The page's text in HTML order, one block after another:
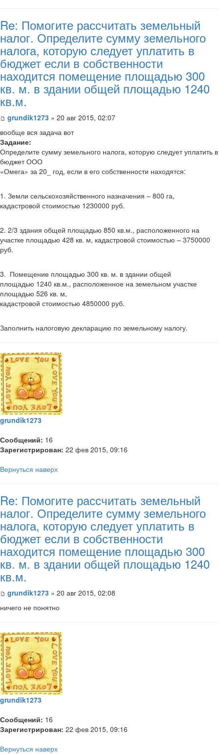
Re: Помогите рассчитать земельный
налог. Определите сумму земельного
налога, которую следует уплатить в
бюджет если в собственности
находится помещение площадью 300
кв. м. в здании общей площадью 1240
кв.м.
grundik1273 » 20 авг 2015, 02:07
вообще вся задача вот
Задание:
Определите сумму земельного налога, которую следует уплатить в
бюджет ООО
«Омега» за 20_ год, если в его собственности находятся:
1. Земли сельскохозяйственного назначения – 800 га,
кадастровой стоимостью 1230000 руб.
2. 2/3 здания общей площадью 850 кв.м., расположенного на
участке площадью 428 кв. м, кадастровой стоимостью – 3750000
руб.
3. Помещение площадью 300 кв. м. в здании общей
площадью 1240 кв.м., расположенное на земельном участке
площадью 526 кв. м,
кадастровой стоимостью 4850000 руб.
Заполнить налоговую декларацию по земельному налогу.
grundik1273
Сообщений: 16
Зарегистрирован: 22 фев 2015, 09:16
Вернуться наверх
Re: Помогите рассчитать земельный
налог. Определите сумму земельного
налога, которую следует уплатить в
бюджет если в собственности
находится помещение площадью 300
кв. м. в здании общей площадью 1240
кв.м.
grundik1273 » 20 авг 2015, 02:08
ничего не понятно
grundik1273
Сообщений: 16
Зарегистрирован: 22 фев 2015, 09:16
Вернуться наверх